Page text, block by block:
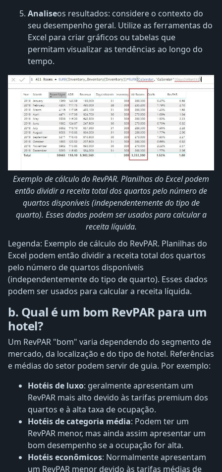
Analiseos resultados: considere o contexto do
seu desempenho geral. Utilize as ferramentas do
Excel para criar gráficos ou tabelas que
permitam visualizar as tendências ao longo do
tempo.
Exemplo de cálculo do RevPAR. Planilhas do Excel podem
então dividir a receita total dos quartos pelo número de
quartos disponíveis (independentemente do tipo de
quarto). Esses dados podem ser usados ​​para calcular a
receita líquida.
Legenda: Exemplo de cálculo do RevPAR. Planilhas do
Excel podem então dividir a receita total dos quartos
pelo número de quartos disponíveis
(independentemente do tipo de quarto). Esses dados
podem ser usados ​​para calcular a receita líquida.
b. Qual é um bom RevPAR para um
hotel?
Um RevPAR "bom" varia dependendo do segmento de
mercado, da localização e do tipo de hotel. Referências
e médias do setor podem servir de guia. Por exemplo:
Hotéis de luxo: geralmente apresentam um
RevPAR mais alto devido às tarifas premium dos
quartos e à alta taxa de ocupação.
Hotéis de categoria média: Podem ter um
RevPAR menor, mas ainda assim apresentar um
bom desempenho se a ocupação for alta.
Hotéis econômicos: Normalmente apresentam
um RevPAR menor devido às tarifas médias de